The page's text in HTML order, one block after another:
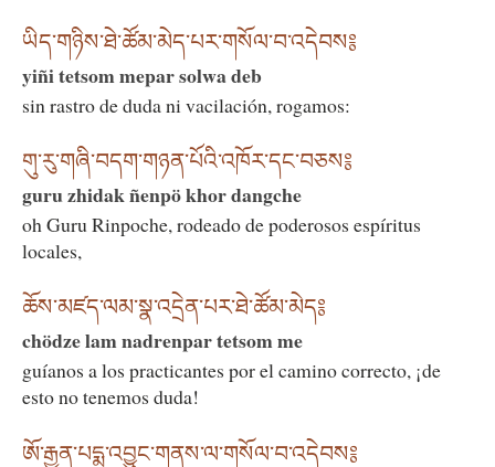
ཡིད་གཉིས་ཐེ་ཚོམ་མེད་པར་གསོལ་བ་འདེབས༔
yiñi tetsom mepar solwa deb
sin rastro de duda ni vacilación, rogamos:
གུ་རུ་གཞི་བདག་གཉན་པོའི་འཁོར་དང་བཅས༔
guru zhidak ñenpö khor dangche
oh Guru Rinpoche, rodeado de poderosos espíritus
locales,
ཆོས་མཛད་ལམ་སྣ་འདྲེན་པར་ཐེ་ཚོམ་མེད༔
chödze lam nadrenpar tetsom me
guíanos a los practicantes por el camino correcto, ¡de
esto no tenemos duda!
ཨོ་རྒྱན་པདྨ་འབྱུང་གནས་ལ་གསོལ་བ་འདེབས༔